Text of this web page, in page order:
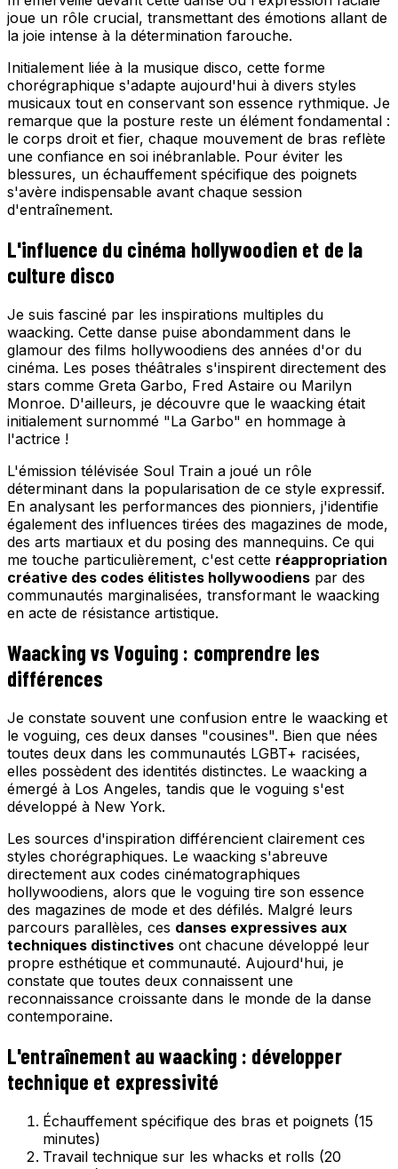
joue un rôle crucial, transmettant des émotions allant de
la joie intense à la détermination farouche.
Initialement liée à la musique disco, cette forme
chorégraphique s'adapte aujourd'hui à divers styles
musicaux tout en conservant son essence rythmique. Je
remarque que la posture reste un élément fondamental :
le corps droit et fier, chaque mouvement de bras reflète
une confiance en soi inébranlable. Pour éviter les
blessures, un échauffement spécifique des poignets
s'avère indispensable avant chaque session
d'entraînement.
L'influence du cinéma hollywoodien et de la
culture disco
Je suis fasciné par les inspirations multiples du
waacking. Cette danse puise abondamment dans le
glamour des films hollywoodiens des années d'or du
cinéma. Les poses théâtrales s'inspirent directement des
stars comme Greta Garbo, Fred Astaire ou Marilyn
Monroe. D'ailleurs, je découvre que le waacking était
initialement surnommé "La Garbo" en hommage à
l'actrice !
L'émission télévisée Soul Train a joué un rôle
déterminant dans la popularisation de ce style expressif.
En analysant les performances des pionniers, j'identifie
également des influences tirées des magazines de mode,
des arts martiaux et du posing des mannequins. Ce qui
me touche particulièrement, c'est cette réappropriation
créative des codes élitistes hollywoodiens par des
communautés marginalisées, transformant le waacking
en acte de résistance artistique.
Waacking vs Voguing : comprendre les
différences
Je constate souvent une confusion entre le waacking et
le voguing, ces deux danses "cousines". Bien que nées
toutes deux dans les communautés LGBT+ racisées,
elles possèdent des identités distinctes. Le waacking a
émergé à Los Angeles, tandis que le voguing s'est
développé à New York.
Les sources d'inspiration différencient clairement ces
styles chorégraphiques. Le waacking s'abreuve
directement aux codes cinématographiques
hollywoodiens, alors que le voguing tire son essence
des magazines de mode et des défilés. Malgré leurs
parcours parallèles, ces danses expressives aux
techniques distinctives ont chacune développé leur
propre esthétique et communauté. Aujourd'hui, je
constate que toutes deux connaissent une
reconnaissance croissante dans le monde de la danse
contemporaine.
L'entraînement au waacking : développer
technique et expressivité
Échauffement spécifique des bras et poignets (15
minutes)
Travail technique sur les whacks et rolls (20